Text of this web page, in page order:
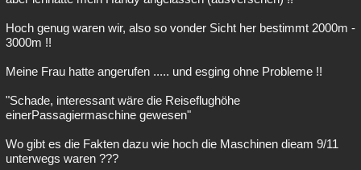
Hoch genug waren wir, also so vonder Sicht her bestimmt 2000m -
3000m !!
Meine Frau hatte angerufen ..... und esging ohne Probleme !!
"Schade, interessant wäre die Reiseflughöhe
einerPassagiermaschine gewesen"
Wo gibt es die Fakten dazu wie hoch die Maschinen dieam 9/11
unterwegs waren ???